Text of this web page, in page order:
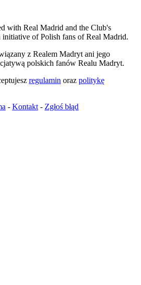
with Real Madrid and the Club's
initiative of Polish fans of Real Madrid.
z Realem Madryt ani jego
polskich fanów Realu Madryt.
regulamin oraz politykę
- Kontakt - Zgłoś błąd